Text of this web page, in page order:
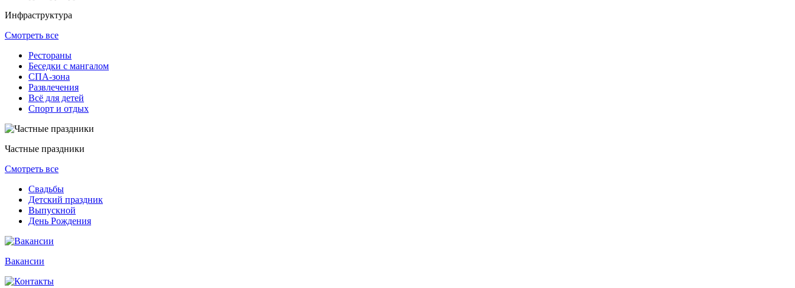
Инфраструктура
Смотреть все
Рестораны
Беседки с мангалом
СПА-зона
Развлечения
Всё для детей
Спорт и отдых
Частные праздники
Смотреть все
Свадьбы
Детский праздник
Выпускной
День Рождения
Вакансии